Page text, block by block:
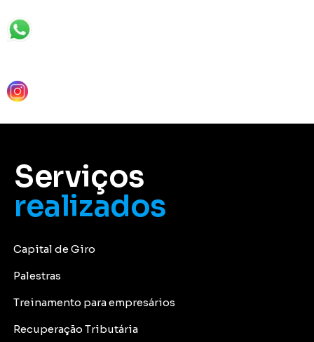
Serviços
realizados
Capital de Giro
Palestras
Treinamento para empresários
Recuperação Tributária